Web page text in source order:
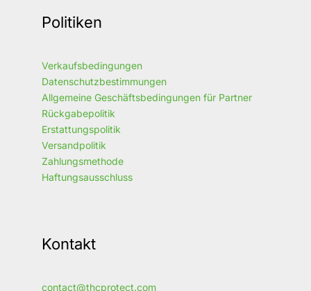
Politiken
Verkaufsbedingungen
Datenschutzbestimmungen
Allgemeine Geschäftsbedingungen für Partner
Rückgabepolitik
Erstattungspolitik
Versandpolitik
Zahlungsmethode
Haftungsausschluss
Kontakt
contact@thcprotect.com